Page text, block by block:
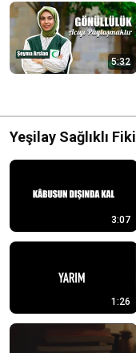
5:32
Yeşilay Sağlıklı
3:07
1:26